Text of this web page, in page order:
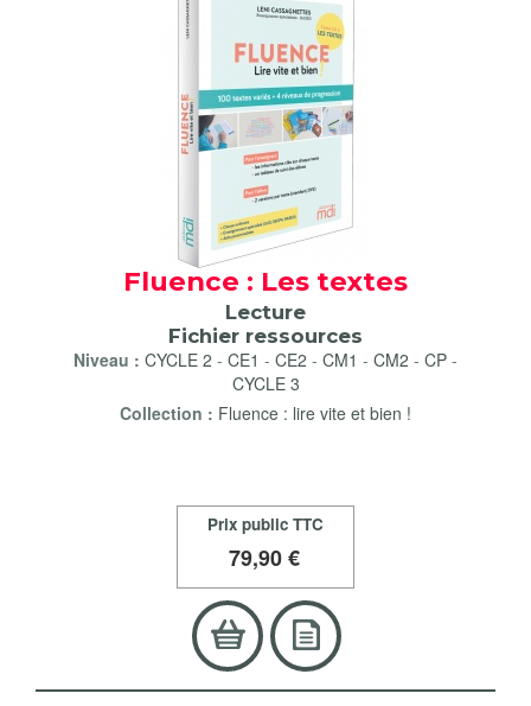
Fluence : Les textes
Lecture
Fichier ressources
Niveau : CYCLE 2 - CE1 - CE2 - CM1 - CM2 - CP -
CYCLE 3
Collection : Fluence : lire vite et bien !
Prix public TTC
79,90 €